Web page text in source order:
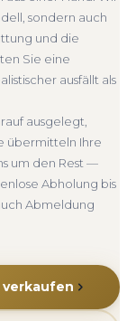
Wunsch den
Abmeldung.
sich.
sondern auch
und die
Sie eine
ausfällt als
ausgelegt,
übermitteln Ihre
um den Rest —
Abholung bis
Abmeldung